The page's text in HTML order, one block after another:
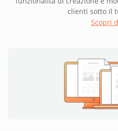
clienti sotto il
Scopri